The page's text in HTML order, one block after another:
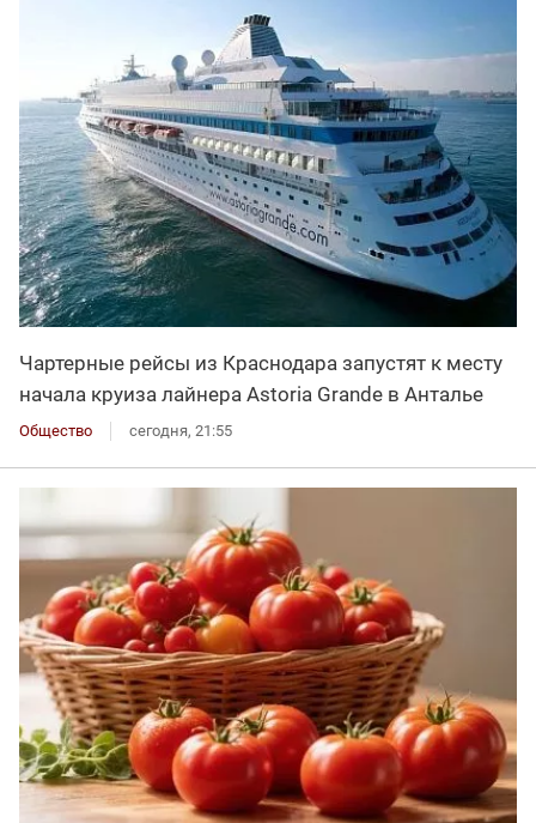
Чартерные рейсы из Краснодара запустят к месту
начала круиза лайнера Astoria Grande в Анталье
Общество сегодня, 21:55